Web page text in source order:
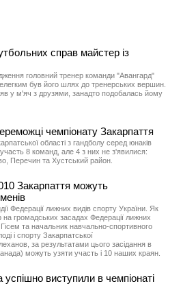
справ майстер із
головний тренер команди "Авангард"
був його шлях до тренерських вершин.
у м'яч з друзями, занадто подобалась йому
чемпіонату Закарпаття
області з гандболу серед юнаків
8 команд, але 4 з них не з'явилися:
Перечин та Хустський район.
Закарпаття можуть
Федерації лижних видів спорту України. Як
громадських засадах Федерації лижних
та начальник навчально-спортивного
і спорту Закарпатської
за результатами цього засідання в
можуть узяти участь і 10 наших краян.
успішно виступили в чемпіонаті